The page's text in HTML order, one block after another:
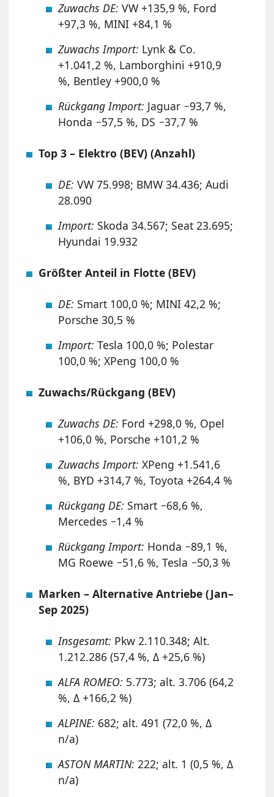
Zuwachs DE: VW +135,9 %, Ford
+97,3 %, MINI +84,1 %
Zuwachs Import: Lynk & Co.
+1.041,2 %, Lamborghini +910,9
%, Bentley +900,0 %
Rückgang Import: Jaguar −93,7 %,
Honda −57,5 %, DS −37,7 %
Top 3 – Elektro (BEV) (Anzahl)
DE: VW 75.998; BMW 34.436; Audi
28.090
Import: Skoda 34.567; Seat 23.695;
Hyundai 19.932
Größter Anteil in Flotte (BEV)
DE: Smart 100,0 %; MINI 42,2 %;
Porsche 30,5 %
Import: Tesla 100,0 %; Polestar
100,0 %; XPeng 100,0 %
Zuwachs/Rückgang (BEV)
Zuwachs DE: Ford +298,0 %, Opel
+106,0 %, Porsche +101,2 %
Zuwachs Import: XPeng +1.541,6
%, BYD +314,7 %, Toyota +264,4 %
Rückgang DE: Smart −68,6 %,
Mercedes −1,4 %
Rückgang Import: Honda −89,1 %,
MG Roewe −51,6 %, Tesla −50,3 %
Marken – Alternative Antriebe (Jan–
Sep 2025)
Insgesamt: Pkw 2.110.348; Alt.
1.212.286 (57,4 %, Δ +25,6 %)
ALFA ROMEO: 5.773; alt. 3.706 (64,2
%, Δ +166,2 %)
ALPINE: 682; alt. 491 (72,0 %, Δ
n/a)
ASTON MARTIN: 222; alt. 1 (0,5 %, Δ
n/a)